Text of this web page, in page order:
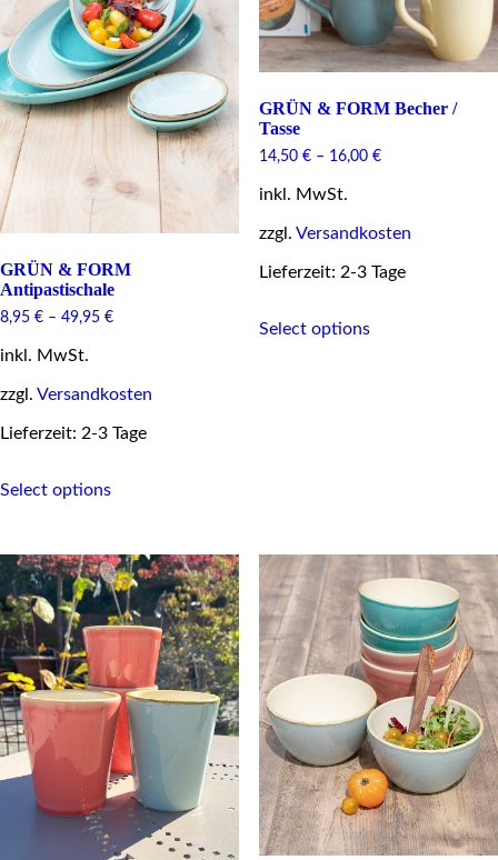
GRÜN & FORM
Antipastischale
8,95 € – 49,95 €
inkl. MwSt.
zzgl. Versandkosten
Lieferzeit: 2-3 Tage
Select optionsproduct
variants.
The
options
may
be
chosen
on
the
product
page
GRÜN & FORM Becher /
Tasse
14,50 €– 16,00 €
inkl. MwSt.
zzgl. Versandkosten
Lieferzeit: 2-3 Tage
Select optionsproduct
product
page